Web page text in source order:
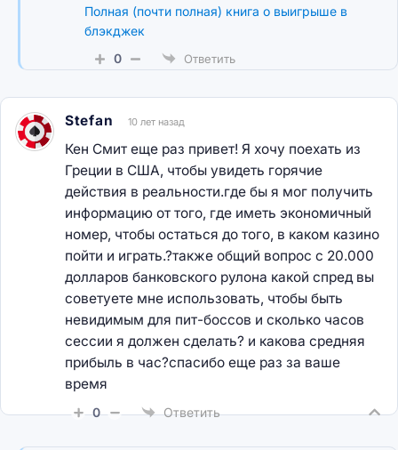
Полная (почти полная) книга о выигрыше в
блэкджек
0
Ответить
Stefan 10 лет назад
Кен Смит еще раз привет! Я хочу поехать из
Греции в США, чтобы увидеть горячие
действия в реальности.где бы я мог получить
информацию от того, где иметь экономичный
номер, чтобы остаться до того, в каком казино
пойти и играть.?также общий вопрос с 20.000
долларов банковского рулона какой спред вы
советуете мне использовать, чтобы быть
невидимым для пит-боссов и сколько часов
сессии я должен сделать? и какова средняя
прибыль в час?спасибо еще раз за ваше
время
0 Ответить